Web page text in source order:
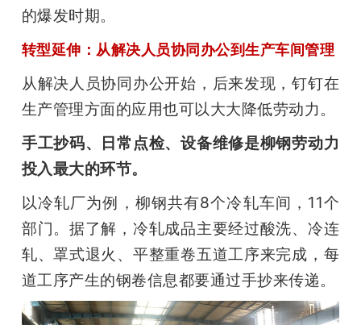
的爆发时期。
转型延伸：从解决人员协同办公到生产车间管理
从解决人员协同办公开始，后来发现，钉钉在
生产管理方面的应用也可以大大降低劳动力。
手工抄码、日常点检、设备维修是柳钢劳动力
投入最大的环节。
以冷轧厂为例，柳钢共有8个冷轧车间，11个
部门。据了解，冷轧成品主要经过酸洗、冷连
轧、罩式退火、平整重卷五道工序来完成，每
道工序产生的钢卷信息都要通过手抄来传递。